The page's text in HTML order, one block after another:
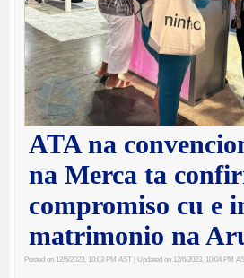
ATA na
na Merca ta
compromiso cu e
matrimonio na
Posted on 12/6/2023, 10:03 PM AST | Updated on 12/6/2023, 10:04 PM